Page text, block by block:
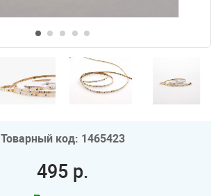
Товарный код: 1465423
495 р.